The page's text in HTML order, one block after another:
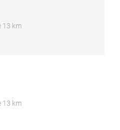
13 km
13 km